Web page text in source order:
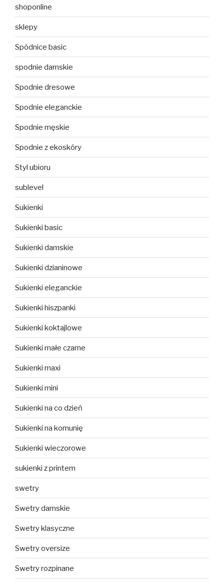
shoponline
sklepy
Spódnice basic
spodnie damskie
Spodnie dresowe
Spodnie eleganckie
Spodnie męskie
Spodnie z ekoskóry
Styl ubioru
sublevel
Sukienki
Sukienki basic
Sukienki damskie
Sukienki dzianinowe
Sukienki eleganckie
Sukienki hiszpanki
Sukienki koktajlowe
Sukienki małe czarne
Sukienki maxi
Sukienki mini
Sukienki na co dzień
Sukienki na komunię
Sukienki wieczorowe
sukienki z printem
swetry
Swetry damskie
Swetry klasyczne
Swetry oversize
Swetry rozpinane